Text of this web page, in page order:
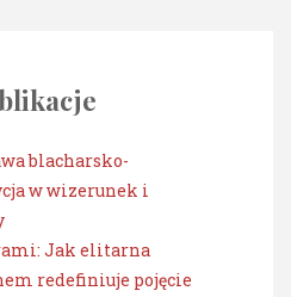
blacharsko-
w wizerunek i
Jak elitarna
redefiniuje pojęcie